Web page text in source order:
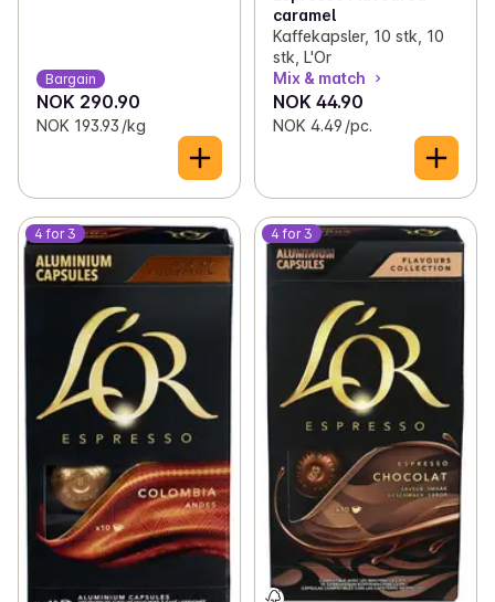
✓ Faste kupp: Tex-mex
✓ Faste kupp: Pasta 0
Bargain
NOK 290.90
NOK 193.93 /kg
caramel
Kaffekapsler, 10 stk, 10
stk, L'Or
Mix & match
NOK 44.90
NOK 4.49 /pc.
4 for 3 4 for 3